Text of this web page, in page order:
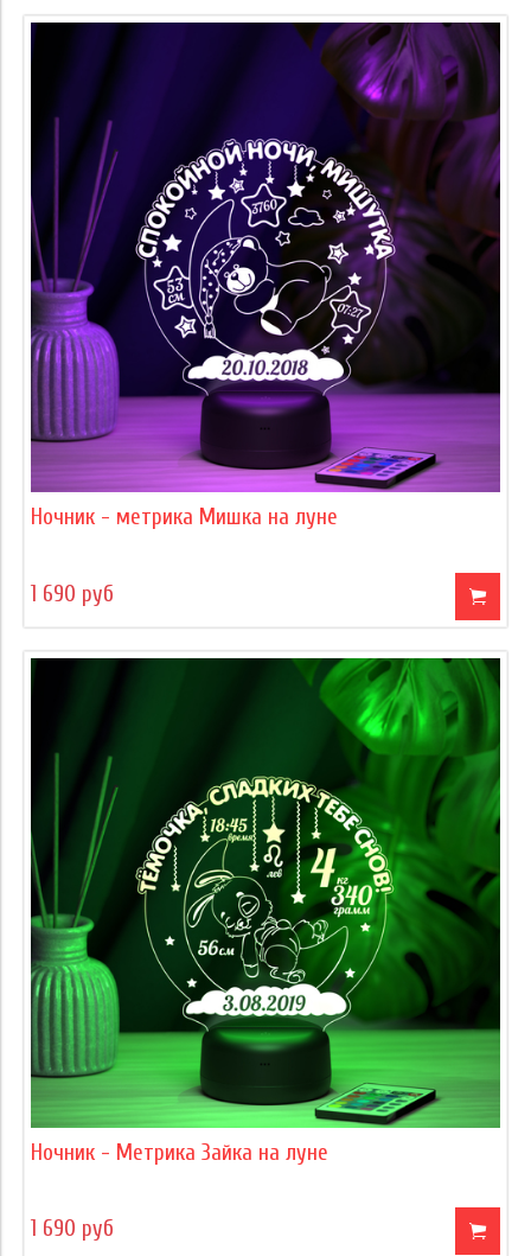
Ночник - метрика Мишка на луне
1 690 руб
Ночник - Метрика Зайка на луне
1 690 руб